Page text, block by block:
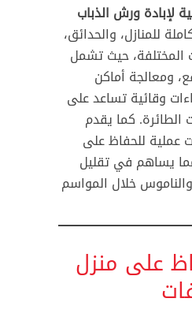
لإبادة ورش الذباب
للمنازل، والحدائق،
المختلفة، حيث تشمل
ومعالجة أماكن
وقائية تساعد على
الطائرة. كما يقدم
عملية للحفاظ على
يساهم في تقليل
خلال المواسم
على منزل